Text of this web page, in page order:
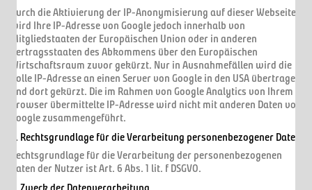
Durch die Aktivierung der IP-Anonymisierung auf dieser Webseite,
wird Ihre IP-Adresse von Google jedoch innerhalb von
Mitgliedstaaten der Europäischen Union oder in anderen
Vertragsstaaten des Abkommens über den Europäischen
Wirtschaftsraum zuvor gekürzt. Nur in Ausnahmefällen wird die
volle IP-Adresse an einen Server von Google in den USA übertragen
und dort gekürzt. Die im Rahmen von Google Analytics von Ihrem
Browser übermittelte IP-Adresse wird nicht mit anderen Daten von
Google zusammengeführt.
2. Rechtsgrundlage für die Verarbeitung personenbezogener Daten
Rechtsgrundlage für die Verarbeitung der personenbezogenen
Daten der Nutzer ist Art. 6 Abs. 1 lit. f DSGVO.